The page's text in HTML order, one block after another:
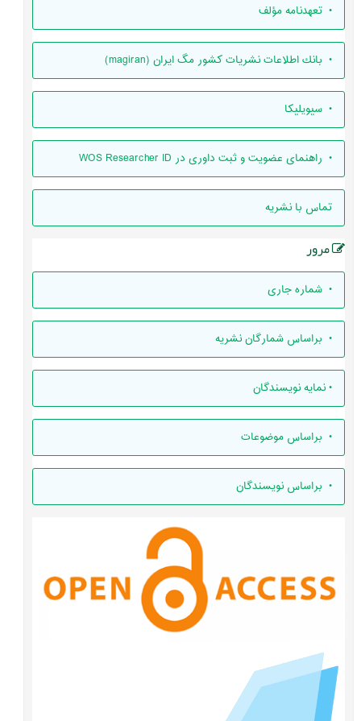
• تعهدنامه مؤلف
• بانك اطلاعات نشريات كشور مگ ايران (magiran)
• سیویلیکا
• راهنمای عضویت و ثبت داوری در WOS Researcher ID
تماس با نشریه
مرور
• شماره جاری
• براساس شمارگان نشریه
•نمایه نویسندگان
• براساس موضوعات
• براساس نویسندگان